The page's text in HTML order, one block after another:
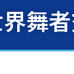
舞